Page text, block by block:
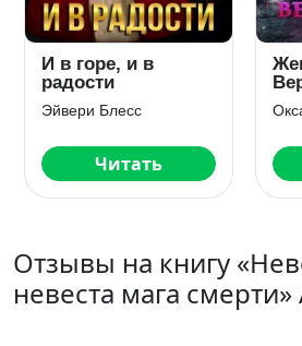
И в горе, и в
радости
Эйвери Блесс
Читать
Отзывы на книгу
невеста мага